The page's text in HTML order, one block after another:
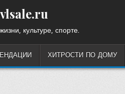
культуре, спорте.
ХИТРОСТИ ПО ДОМУ